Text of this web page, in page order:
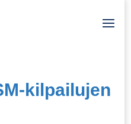
kilpailujen